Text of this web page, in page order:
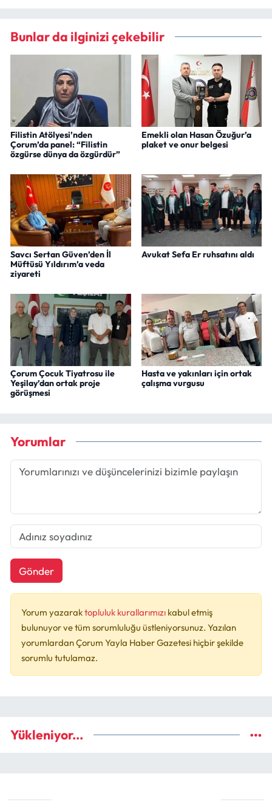
Bunlar da ilginizi çekebilir
Filistin Atölyesi’nden
Çorum’da panel: “Filistin
özgürse dünya da özgürdür”
Emekli olan Hasan Özuğur’a
plaket ve onur belgesi
Savcı Sertan Güven’den İl
Müftüsü Yıldırım’a veda
ziyareti
Avukat Sefa Er ruhsatını aldı
Çorum Çocuk Tiyatrosu ile
Yeşilay’dan ortak proje
görüşmesi
Hasta ve yakınları için ortak
çalışma vurgusu
Yorumlar
Gönder
Yorum yazaraktopluluk kurallarımızı kabul etmiş
bulunuyor ve tüm sorumluluğu üstleniyorsunuz. Yazılan
yorumlardan Çorum Yayla Haber Gazetesi hiçbir şekilde
sorumlu tutulamaz.
Yükleniyor...